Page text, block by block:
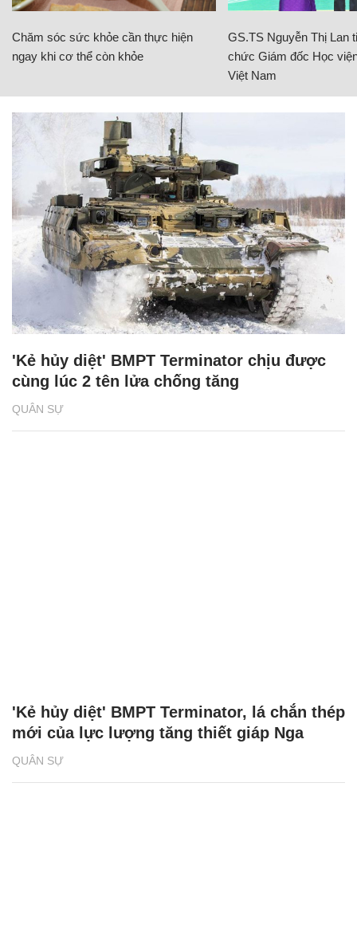
Chăm sóc sức khỏe cần thực hiện
ngay khi cơ thể còn khỏe
GS.TS Nguyễn Thị Lan
chức Giám đốc Học
Việt Nam
QUÂN SỰ
'Kẻ hủy diệt' BMPT Terminator chịu được
cùng lúc 2 tên lửa chống tăng
QUÂN SỰ
'Kẻ hủy diệt' BMPT Terminator, lá chắn thép
mới của lực lượng tăng thiết giáp Nga